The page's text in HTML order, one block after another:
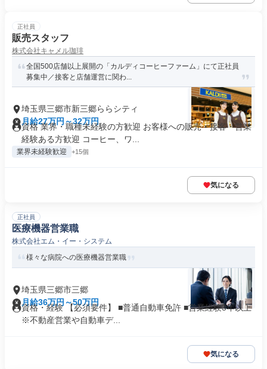
正社員
販売スタッフ
株式会社キャメル珈琲
全国500店舗以上展開の「カルディコーヒーファーム」にて正社員
募集中／接客と店舗運営に関わ...
埼玉県三郷市新三郷ららシティ
月給27万円～32万円
資格 業界・職種未経験の方歓迎 お客様への販売・接客・営業
経験ある方歓迎 コーヒー、ワ...
業界未経験歓迎 +15個
気になる
正社員
医療機器営業職
株式会社エム・イー・システム
様々な病院への医療機器営業職
埼玉県三郷市三郷
月給36万円～50万円
資格・経験 【必須要件】 ■普通自動車免許 ■営業経験3年以上
※不動産営業や自動車デ...
気になる